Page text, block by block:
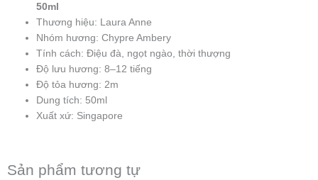
50ml
Thương hiệu: Laura Anne
Nhóm hương: Chypre Ambery
Tính cách: Điệu đà, ngọt ngào, thời thượng
Độ lưu hương: 8–12 tiếng
Độ tỏa hương: 2m
Dung tích: 50ml
Xuất xứ: Singapore
Sản phẩm tương tự